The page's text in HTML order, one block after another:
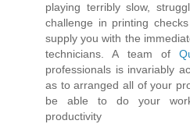
playing terribly slow,
challenge in printing
supply you with the
technicians. A team of
professionals is invariably
as to arranged all of your
be able to do your
productivity